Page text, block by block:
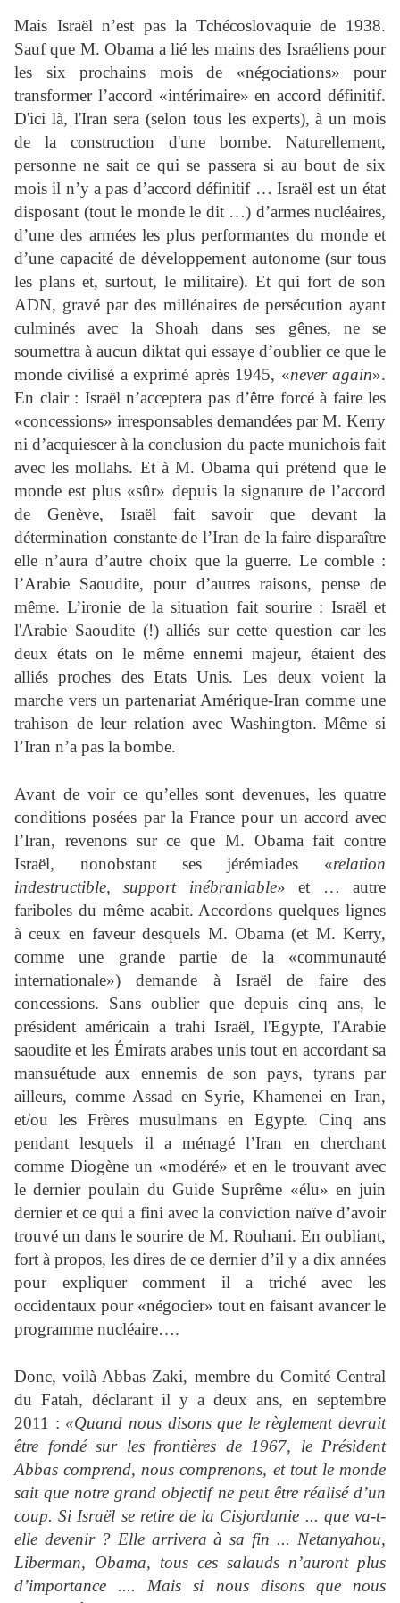
Mais Israël n’est pas la Tchécoslovaquie de 1938.
Sauf que M. Obama a lié les mains des Israéliens pour
les six prochains mois de «négociations» pour
transformer l’accord «intérimaire» en accord définitif.
D'ici là, l'Iran sera (selon tous les experts), à un mois
de la construction d'une bombe. Naturellement,
personne ne sait ce qui se passera si au bout de six
mois il n’y a pas d’accord définitif … Israël est un état
disposant (tout le monde le dit …) d’armes nucléaires,
d’une des armées les plus performantes du monde et
d’une capacité de développement autonome (sur tous
les plans et, surtout, le militaire). Et qui fort de son
ADN, gravé par des millénaires de persécution ayant
culminés avec la Shoah dans ses gênes, ne se
soumettra à aucun diktat qui essaye d’oublier ce que le
monde civilisé a exprimé après 1945, «never again».
En clair : Israël n’acceptera pas d’être forcé à faire les
«concessions» irresponsables demandées par M. Kerry
ni d’acquiescer à la conclusion du pacte munichois fait
avec les mollahs. Et à M. Obama qui prétend que le
monde est plus «sûr» depuis la signature de l’accord
de Genève, Israël fait savoir que devant la
détermination constante de l’Iran de la faire disparaître
elle n’aura d’autre choix que la guerre. Le comble :
l’Arabie Saoudite, pour d’autres raisons, pense de
même. L’ironie de la situation fait sourire : Israël et
l'Arabie Saoudite (!) alliés sur cette question car les
deux états on le même ennemi majeur, étaient des
alliés proches des Etats Unis. Les deux voient la
marche vers un partenariat Amérique-Iran comme une
trahison de leur relation avec Washington. Même si
l’Iran n’a pas la bombe.
Avant de voir ce qu’elles sont devenues, les quatre
conditions posées par la France pour un accord avec
l’Iran, revenons sur ce que M. Obama fait contre
Israël, nonobstant ses jérémiades «relation
indestructible, support inébranlable» et … autre
fariboles du même acabit. Accordons quelques lignes
à ceux en faveur desquels M. Obama (et M. Kerry,
comme une grande partie de la «communauté
internationale») demande à Israël de faire des
concessions. Sans oublier que depuis cinq ans, le
président américain a trahi Israël, l'Egypte, l'Arabie
saoudite et les Émirats arabes unis tout en accordant sa
mansuétude aux ennemis de son pays, tyrans par
ailleurs, comme Assad en Syrie, Khamenei en Iran,
et/ou les Frères musulmans en Egypte. Cinq ans
pendant lesquels il a ménagé l’Iran en cherchant
comme Diogène un «modéré» et en le trouvant avec
le dernier poulain du Guide Suprême «élu» en juin
dernier et ce qui a fini avec la conviction naïve d’avoir
trouvé un dans le sourire de M. Rouhani. En oubliant,
fort à propos, les dires de ce dernier d’il y a dix années
pour expliquer comment il a triché avec les
occidentaux pour «négocier» tout en faisant avancer le
programme nucléaire….
Donc, voilà Abbas Zaki, membre du Comité Central
du Fatah, déclarant il y a deux ans, en septembre
2011 : «Quand nous disons que le règlement devrait
être fondé sur les frontières de 1967, le Président
Abbas comprend, nous comprenons, et tout le monde
sait que notre grand objectif ne peut être réalisé d’un
coup. Si Israël se retire de la Cisjordanie ... que va-t-
elle devenir ? Elle arrivera à sa fin ... Netanyahou,
Liberman, Obama, tous ces salauds n’auront plus
d’importance .... Mais si nous disons que nous